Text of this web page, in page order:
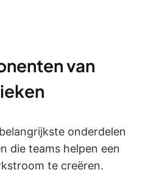
van
onderdelen
die teams helpen een
te creëren.